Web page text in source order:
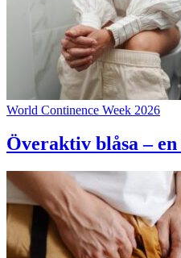
World Continence Week 2026
Överaktiv blåsa –